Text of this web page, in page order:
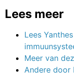
Lees meer
Lees
Meer van
Andere door